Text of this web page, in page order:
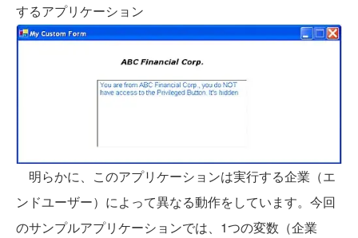
するアプリケーション
明らかに、このアプリケーションは実行する企業（エ
ンドユーザー）によって異なる動作をしています。今回
のサンプルアプリケーションでは、1つの変数（企業